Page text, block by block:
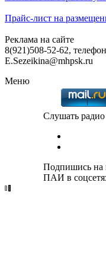
Прайс-лист на
Реклама на сайте
8(921)508-52-62,
E.Sezeikina@mhpsk.ru
Меню
Слушать
Подпишись на
ПАИ в